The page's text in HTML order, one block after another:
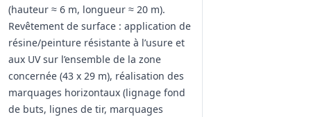
(hauteur ≈ 6 m, longueur ≈ 20 m).
Revêtement de surface : application de
résine/peinture résistante à l’usure et
aux UV sur l’ensemble de la zone
concernée (43 x 29 m), réalisation des
marquages horizontaux (lignage fond
de buts, lignes de tir, marquages